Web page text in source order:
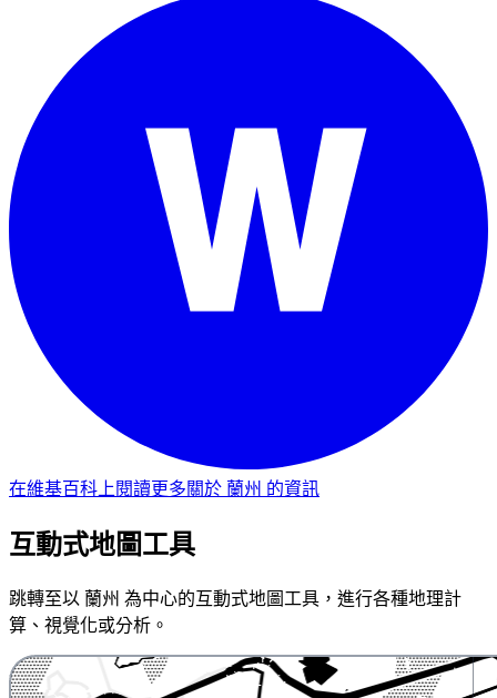
在維基百科上閱讀更多關於 蘭州 的資訊
互動式地圖工具
跳轉至以 蘭州 為中心的互動式地圖工具，進行各種地理計
算、視覺化或分析。